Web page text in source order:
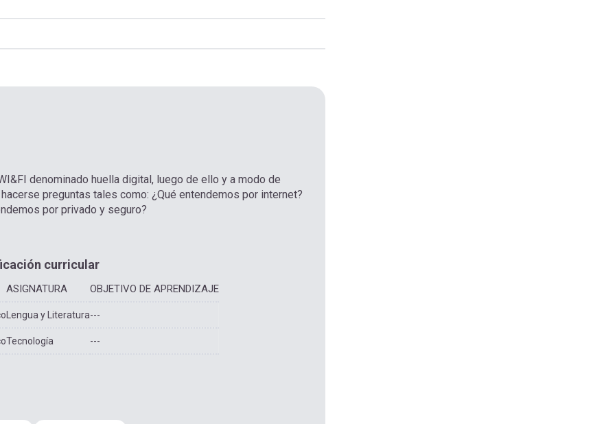
denominado huella digital, luego de ello y a modo de
preguntas tales como: ¿Qué entendemos por internet?
por privado y seguro?
curricular
ASIGNATURA OBJETIVO DE APRENDIZAJE
Lengua y Literatura---
Tecnología ---